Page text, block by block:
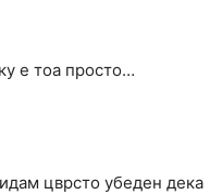
е тоа просто…
цврсто убеден дека